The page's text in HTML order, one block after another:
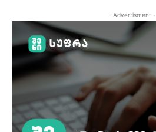
- Advertisment -